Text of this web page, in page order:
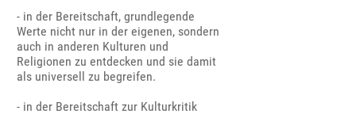
- in der Bereitschaft, grundlegende
Werte nicht nur in der eigenen, sondern
auch in anderen Kulturen und
Religionen zu entdecken und sie damit
als universell zu begreifen.
- in der Bereitschaft zur Kulturkritik